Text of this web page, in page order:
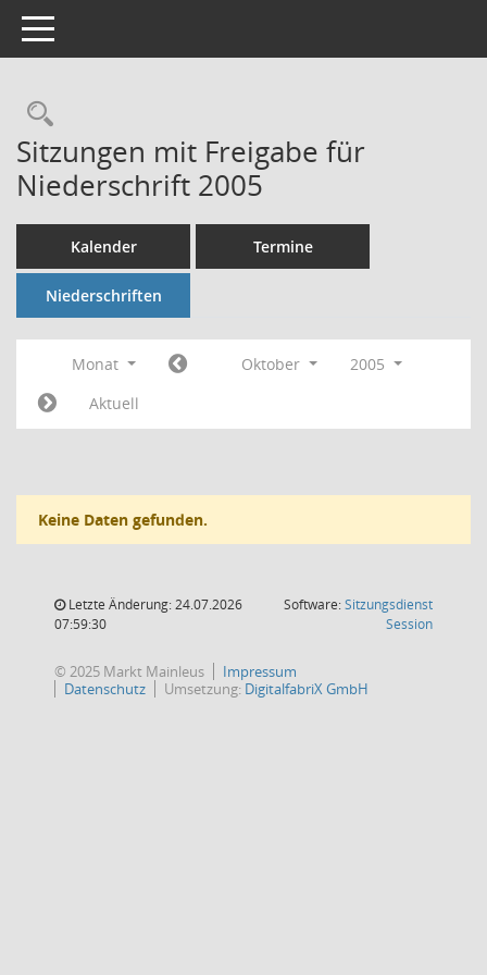
Toggle navigation
Rechercheauswahl
Sitzungen mit Freigabe für
Niederschrift 2005
Kalender Termine
Niederschriften
Monat Oktober
2005
Aktuell
Keine Daten gefunden.
Letzte Änderung: 24.07.2026
07:59:30
Software:Sitzungsdienst
Session(Wird in
© 2025 Markt Mainleus
Impressum
Datenschutz
Umsetzung: DigitalfabriX GmbH